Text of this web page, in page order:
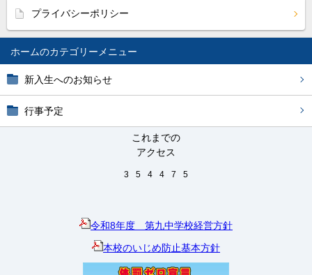
ホーム
新入生へのお知らせ
行事予定
これまでの
アクセス
3 5 4 4 7 5
令和8年度 第九中学校経営方針
本校のいじめ防止基本方針
プライバシーポリシー